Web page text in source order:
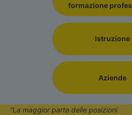
formazione
Istruzione
Aziende
“La maggior parte delle posizioni